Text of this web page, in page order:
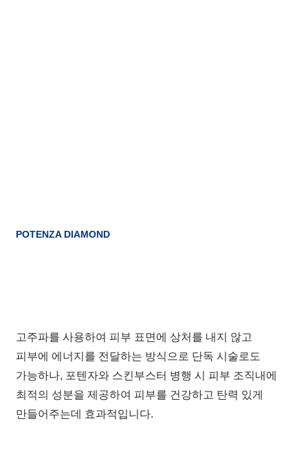
POTENZA DIAMOND
고주파를 사용하여 피부 표면에 상처를 내지 않고
피부에 에너지를 전달하는 방식으로 단독 시술로도
가능하나, 포텐자와 스킨부스터 병행 시 피부 조직내에
최적의 성분을 제공하여 피부를 건강하고 탄력 있게
만들어주는데 효과적입니다.